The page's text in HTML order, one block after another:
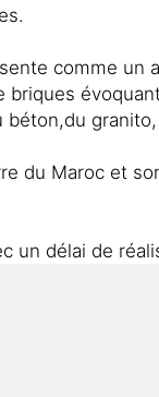
comme un
briques
du Maroc et
un délai de